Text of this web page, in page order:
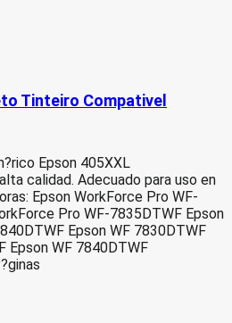
Tinteiro Compativel
Epson 405XXL
calidad. Adecuado para uso en
Epson WorkForce Pro WF-
Pro WF-7835DTWF Epson
Epson WF 7830DTWF
Epson WF 7840DTWF